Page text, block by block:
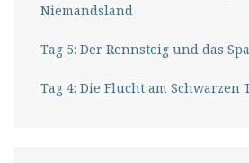
Niemandsland
Tag 5: Der Rennsteig und das
Tag 4: Die Flucht am Schwarzen